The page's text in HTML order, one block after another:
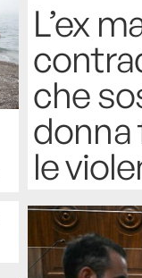
L’ex
che
donna
le